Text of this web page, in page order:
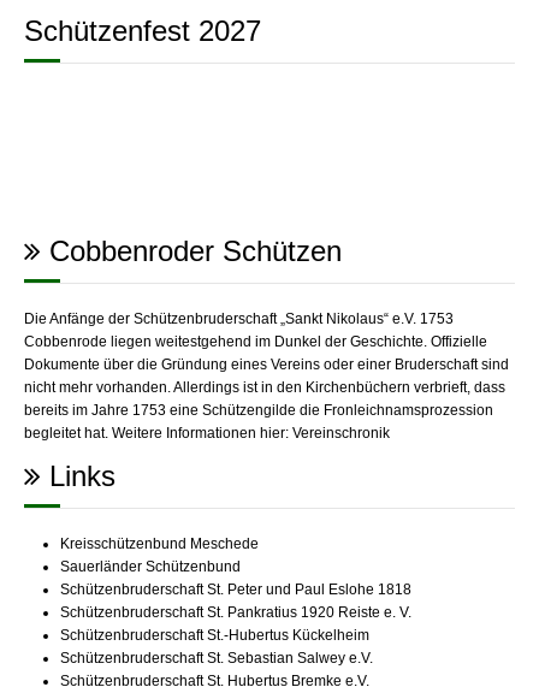
Schützenfest 2027
Cobbenroder Schützen
Die Anfänge der Schützenbruderschaft „Sankt Nikolaus“ e.V. 1753
Cobbenrode liegen weitestgehend im Dunkel der Geschichte. Offizielle
Dokumente über die Gründung eines Vereins oder einer Bruderschaft sind
nicht mehr vorhanden. Allerdings ist in den Kirchenbüchern verbrieft, dass
bereits im Jahre 1753 eine Schützengilde die Fronleichnamsprozession
begleitet hat. Weitere Informationen hier: Vereinschronik
Links
Kreisschützenbund Meschede
Sauerländer Schützenbund
Schützenbruderschaft St. Peter und Paul Eslohe 1818
Schützenbruderschaft St. Pankratius 1920 Reiste e. V.
Schützenbruderschaft St.-Hubertus Kückelheim
Schützenbruderschaft St. Sebastian Salwey e.V.
Schützenbruderschaft St. Hubertus Bremke e.V.